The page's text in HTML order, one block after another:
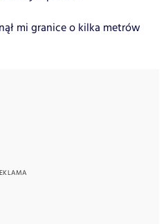
mi granice o kilka metrów